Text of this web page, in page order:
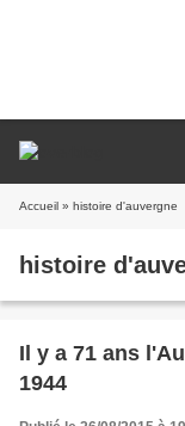
Accueil » histoire d'auvergne
histoire
Il y a 71 ans
1944